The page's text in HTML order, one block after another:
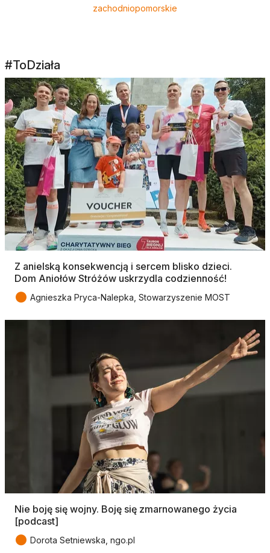
zachodniopomorskie
#ToDziała
Z anielską konsekwencją i sercem blisko dzieci.
Dom Aniołów Stróżów uskrzydla codzienność!
● Agnieszka Pryca-Nalepka, Stowarzyszenie MOST
Nie boję się wojny. Boję się zmarnowanego życia
[podcast]
● Dorota Setniewska, ngo.pl